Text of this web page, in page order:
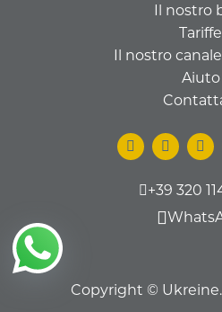
Il nostro
Tariffe
Il nostro
Aiuto
+39 320
Copyright ©